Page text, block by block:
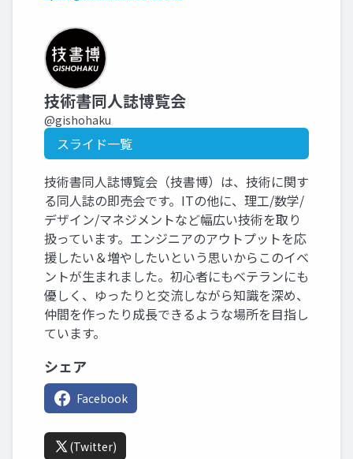
技術書同人誌博覧会
@gishohaku
スライド一覧
技術書同人誌博覧会（技書博）は、技術に関す
る同人誌の即売会です。ITの他に、理工/数学/
デザイン/マネジメントなど幅広い技術を取り
扱っています。エンジニアのアウトプットを応
援したい＆増やしたいという思いからこのイベ
ントが生まれました。初心者にもベテランにも
優しく、ゆったりと交流しながら知識を深め、
仲間を作ったり成長できるような場所を目指し
ています。
シェア
Facebook
(Twitter)